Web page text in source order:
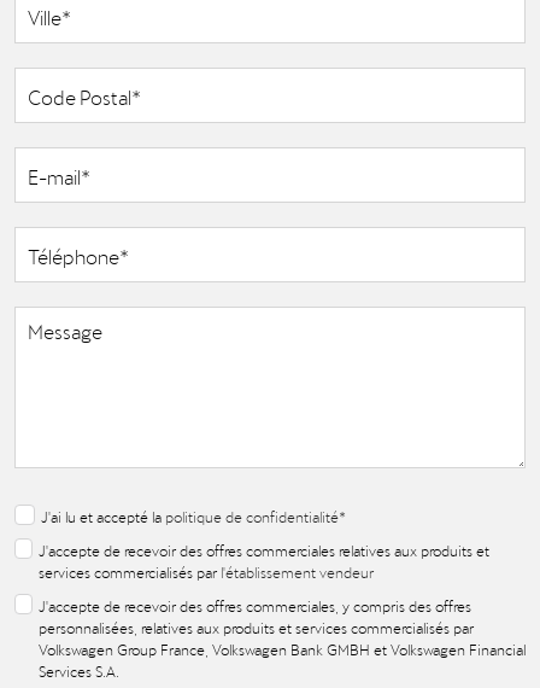
J'ai lu et accepté la politique de confidentialité*
J'accepte de recevoir des offres commerciales relatives aux produits et
services commercialisés par l'établissement vendeur
J'accepte de recevoir des offres commerciales, y compris des offres
personnalisées, relatives aux produits et services commercialisés par
Volkswagen Group France, Volkswagen Bank GMBH et Volkswagen Financial
Services S.A.